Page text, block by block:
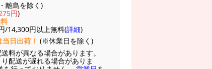
離島を除く)
円)
/14,300円以上無料(詳細)
日出荷！ (※休業日を除く)
料が異なる場合があります。
配送が遅れる場合がありま